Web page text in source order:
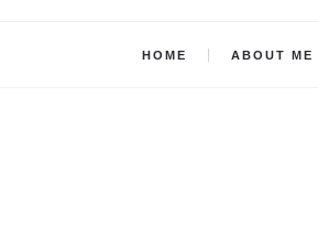
HOME ABOUT ME